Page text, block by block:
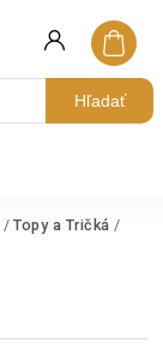
Hľadať
/ Topy a Tričká /